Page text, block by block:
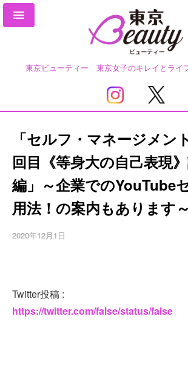
東京ビューティー 東京女子のキレイとライ
「セルフ・マネージメン
回目《等身大の自己表現
編」～企業でのYouTube
用法！の案内もあります～
2020年12月1日
Twitter投稿 :
https://twitter.com/false/status/false